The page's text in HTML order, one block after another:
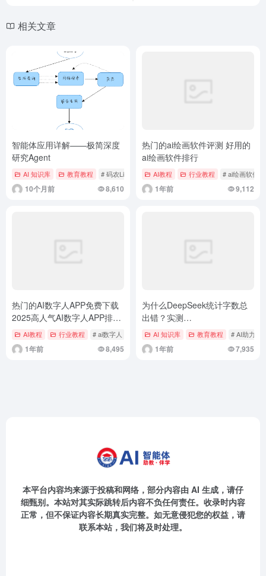
相关文章
智能体应用详解——极简深度
研究Agent
AI 知识库 教育教程 # 码农Linx
10个月前 8,610
热门的ai绘画软件评测 好用的
ai绘画软件排行
AI教程 行业教程 # ai绘画软件
1年前 9,112
热门的AI数字人APP免费下载
2025高人气AI数字人APP排行
榜 AI教程 行业教程 # ai数字人
1年前 8,495
为什么DeepSeek统计字数总
出错？实测
ChatGPT/Claude/Grok等全军
覆没的技术真相
AI 知识库 教育教程 # AI助力馆
1年前 7,935
本平台内容均来源于投稿和网络，部分内容由 AI 生成，请仔
细甄别。本站对其实际跳转后内容不负任何责任。收录时内容
正常，但不保证内容长期真实完整。如无意侵犯您的权益，请
联系本站，我们将及时处理。